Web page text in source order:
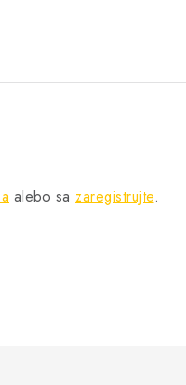
alebo sa zaregistrujte.